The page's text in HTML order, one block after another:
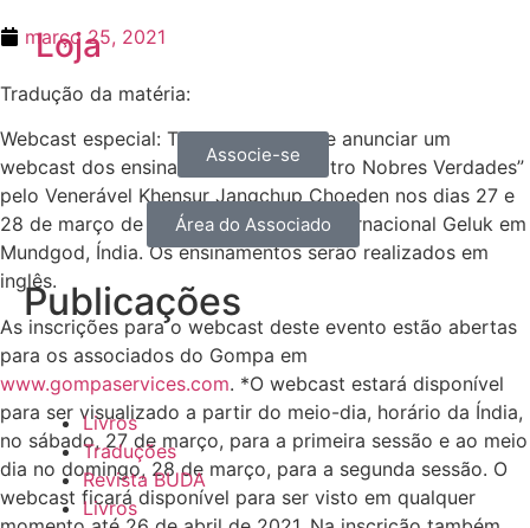
Loja
Associe-se
Área do Associado
Publicações
Livros
Traduções
Revista BUDA
Livros
março 25, 2021
Tradução da matéria:
Webcast especial: Temos o prazer de anunciar um
webcast dos ensinamentos das “Quatro Nobres Verdades”
pelo Venerável Khensur Jangchup Choeden nos dias 27 e
28 de março de 2021, na Fundação Internacional Geluk em
Mundgod, Índia. Os ensinamentos serão realizados em
inglês.
As inscrições para o webcast deste evento estão abertas
para os associados do Gompa em
www.gompaservices.com. *O webcast estará disponível
para ser visualizado a partir do meio-dia, horário da Índia,
no sábado, 27 de março, para a primeira sessão e ao meio
dia no domingo, 28 de março, para a segunda sessão. O
webcast ficará disponível para ser visto em qualquer